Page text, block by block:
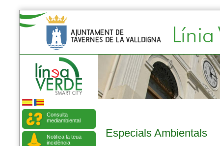
Consulta
mediambiental
Notifica la teua
incidència
Especials Ambientals